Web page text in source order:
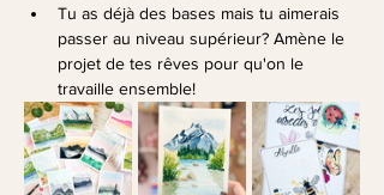
Tu as déjà des bases mais tu aimerais
passer au niveau supérieur? Amène le
projet de tes rêves pour qu'on le
travaille ensemble!